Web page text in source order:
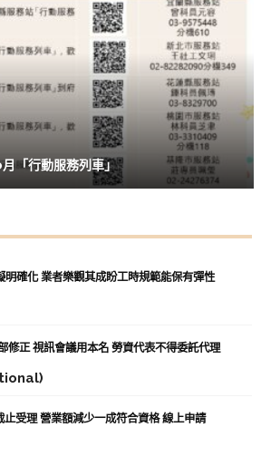
「行動服務列車」
確化 業者樂觀其成盼工時規範能保有彈性
修正 視訊會議用本名 勞資代表不得委託代理
受理 營業額減少一成符合資格 線上申請